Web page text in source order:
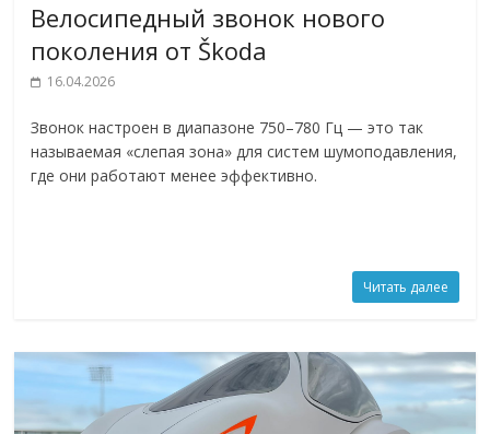
Велосипедный звонок нового
поколения от Škoda
16.04.2026
Звонок настроен в диапазоне 750–780 Гц — это так
называемая «слепая зона» для систем шумоподавления,
где они работают менее эффективно.
Читать далее